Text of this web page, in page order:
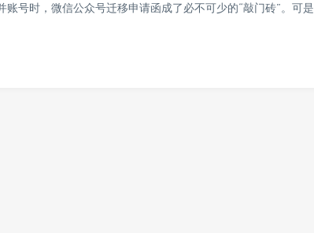
号时，微信公众号迁移申请函成了必不可少的“敲门砖”。可是